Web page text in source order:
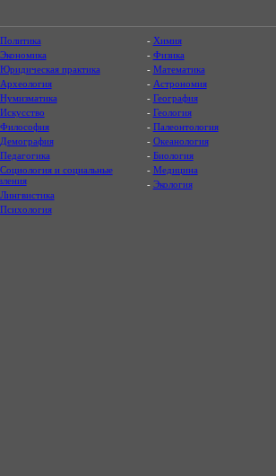
Политика
Экономика
Юридическая практика
Археология
Нумизматика
Искусство
Философия
Демография
Педагогика
Социология и социальные
Лингвистика
Психология
- Химия
- Физика
- Математика
- Астрономия
- География
- Геология
- Палеонтология
- Океанология
- Биология
- Медицина
- Экология